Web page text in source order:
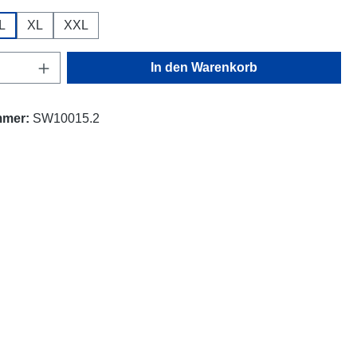
L XL XXL
Anzahl: Gib den gewünschten Wert ein
In den Warenkorb
SW10015.2